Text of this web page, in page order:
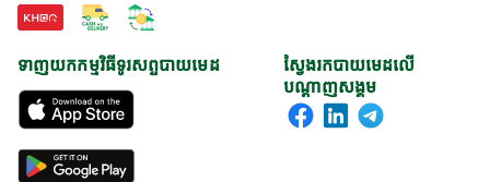
ស្វែងរកបាយមេដលើ
បណ្តាញសង្គម
ទាញយកកម្មវិធីទូរសព្ទបាយមេដ